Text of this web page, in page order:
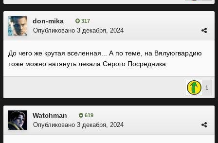
don-mika 317
Опубликовано 3 декабря, 2024
До чего же крутая вселенная... А по теме, на Вялуюгвардию
тоже можно натянуть лекала Серого Посредника
1
Watchman 619
Опубликовано 3 декабря, 2024